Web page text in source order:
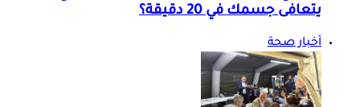
يتعافى جسمك في 20 دقيقة؟
أخبار صحة